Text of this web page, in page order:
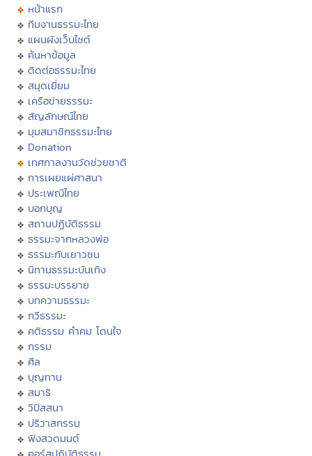
หน้าแรก
ทีมงานธรรมะไทย
แผนผังเว็บไซต์
ค้นหาข้อมูล
ติดต่อธรรมะไทย
สมุดเยี่ยม
เครือข่ายธรรมะ
สัญลักษณ์ไทย
มุมสมาชิกธรรมะไทย
Donation
เทศกาลงานวัดช่วยชาติ
การเผยแผ่ศาสนา
ประเพณีไทย
บอกบุญ
สถานปฏิบัติธรรม
ธรรมะจากหลวงพ่อ
ธรรมะกับเยาวชน
นิทานธรรมะบันเทิง
ธรรมะบรรยาย
บทความธรรมะ
กวีธรรมะ
คติธรรม คำคม โดนใจ
กรรม
ศีล
บุญทาน
สมาธิ
วิปัสสนา
ปริวาสกรรม
ฟังสวดมนต์